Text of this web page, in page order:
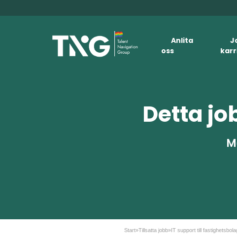
Anlita
oss
Detta
Start»Tillsatta jobb»IT support till